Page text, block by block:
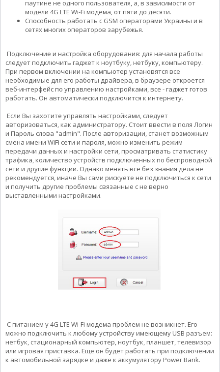
паутине не одного пользователя, а, в зависимости от
модели 4G LTE Wi-Fi модема, от пяти до десяти.
Способность работать с GSM операторами Украины и в
сетях многих операторов зарубежья.
Подключение и настройка оборудования: для начала работы
следует подключить гаджет к ноутбуку, нетбуку, компьютеру.
При первом включении на компьютер установятся все
необходимые для его работы драйвера, в браузере откроется
веб-интерфейс по управлению настройками, все - гаджет готов
работать. Он автоматически подключится к интернету.
Если Вы захотите управлять настройками, следует
авторизоваться, как администратору. Стоит ввести в поля Логин
и Пароль слова "admin". После авторизации, станет возможным
смена имени WiFi сети и пароля, можно изменить режим
передачи данных и настройки сети, просматривать статистику
трафика, количество устройств подключенных по беспроводной
сети и другие функции. Однако менять все без знания дела не
рекомендуется, иначе Вы сами рискуете не подключиться к сети
и получить другие проблемы связанные с не верно
выставленными настройками.
С питанием у 4G LTE Wi-Fi модема проблем не возникнет. Его
можно подключить к любому устройству имеющему USB разъем:
нетбук, стационарный компьютер, ноутбук, планшет, телевизор
или игровая приставка. Еще он будет работать при подключении
к автомобильной зарядке и даже к аккумулятору Power Bank.